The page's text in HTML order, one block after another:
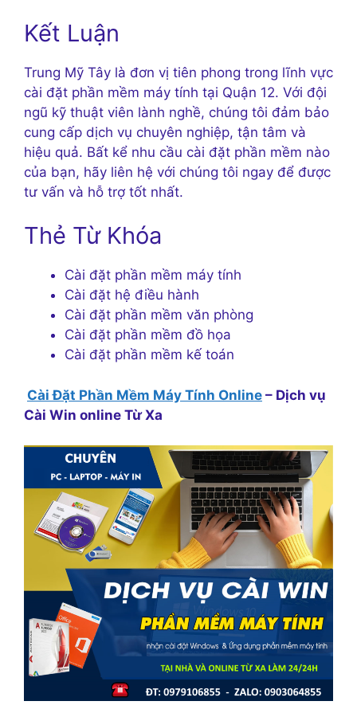
Kết Luận
Trung Mỹ Tây là đơn vị tiên phong trong lĩnh vực
cài đặt phần mềm máy tính tại Quận 12. Với đội
ngũ kỹ thuật viên lành nghề, chúng tôi đảm bảo
cung cấp dịch vụ chuyên nghiệp, tận tâm và
hiệu quả. Bất kể nhu cầu cài đặt phần mềm nào
của bạn, hãy liên hệ với chúng tôi ngay để được
tư vấn và hỗ trợ tốt nhất.
Thẻ Từ Khóa
Cài đặt phần mềm máy tính
Cài đặt hệ điều hành
Cài đặt phần mềm văn phòng
Cài đặt phần mềm đồ họa
Cài đặt phần mềm kế toán
Cài Đặt Phần Mềm Máy Tính Online – Dịch vụ
Cài Win online Từ Xa